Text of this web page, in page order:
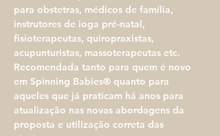
para obstetras, médicos de família,
instrutores de ioga pré-natal,
fisioterapeutas, quiropraxistas,
acupunturistas, massoterapeutas etc.
Recomendada tanto para quem é novo
em Spinning Babies® quanto para
aqueles que já praticam há anos para
atualização nas novas abordagens da
proposta e utilização correta das